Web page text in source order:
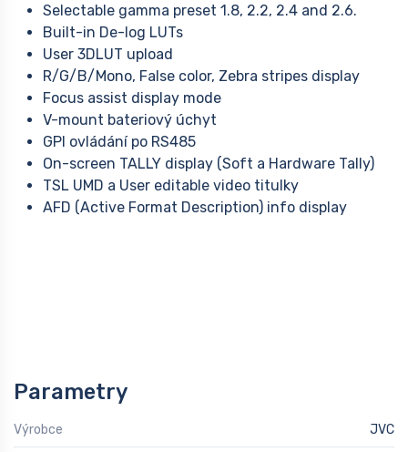
Selectable gamma preset 1.8, 2.2, 2.4 and 2.6.
Built-in De-log LUTs
User 3DLUT upload
R/G/B/Mono, False color, Zebra stripes display
Focus assist display mode
V-mount bateriový úchyt
GPI ovládání po RS485
On-screen TALLY display (Soft a Hardware Tally)
TSL UMD a User editable video titulky
AFD (Active Format Description) info display
Parametry
Výrobce JVC